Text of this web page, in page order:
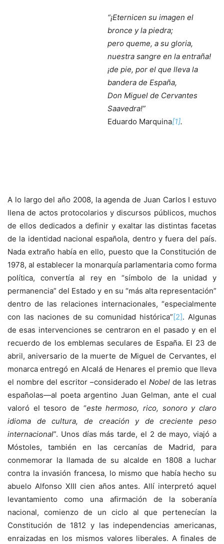
“¡Eternicen su imagen el
bronce y la piedra;
pero queme, a su gloria,
nuestra sangre en la entraña!
¡de pie, por el que lleva la
bandera de España,
Don Miguel de Cervantes
Saavedra!”
Eduardo Marquina[1].
A lo largo del año 2008, la agenda de Juan Carlos I estuvo
llena de actos protocolarios y discursos públicos, muchos
de ellos dedicados a definir y exaltar las distintas facetas
de la identidad nacional española, dentro y fuera del país.
Nada extraño había en ello, puesto que la Constitución de
1978, al establecer la monarquía parlamentaria como forma
política, convertía al rey en “símbolo de la unidad y
permanencia” del Estado y en su “más alta representación”
dentro de las relaciones internacionales, “especialmente
con las naciones de su comunidad histórica” [2]. Algunas
de esas intervenciones se centraron en el pasado y en el
recuerdo de los emblemas seculares de España. El 23 de
abril, aniversario de la muerte de Miguel de Cervantes, el
monarca entregó en Alcalá de Henares el premio que lleva
el nombre del escritor –considerado elNobel de las letras
españolas—al poeta argentino Juan Gelman, ante el cual
valoró el tesoro de “este hermoso, rico, sonoro y claro
idioma de cultura, de creación y de creciente peso
internacional”. Unos días más tarde, el 2 de mayo, viajó a
Móstoles, también en las cercanías de Madrid, para
conmemorar la llamada de su alcalde en 1808 a luchar
contra la invasión francesa, lo mismo que había hecho su
abuelo Alfonso XIII cien años antes. Allí interpretó aquel
levantamiento como una afirmación de la soberanía
nacional, comienzo de un ciclo al que pertenecían la
Constitución de 1812 y las independencias americanas,
enraizadas en los mismos valores liberales. A finales de